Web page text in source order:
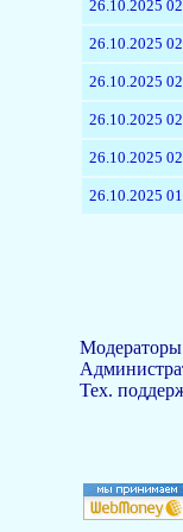
26.10.2025
26.10.2025
26.10.2025
26.10.2025
26.10.2025
26.10.2025
Тех.